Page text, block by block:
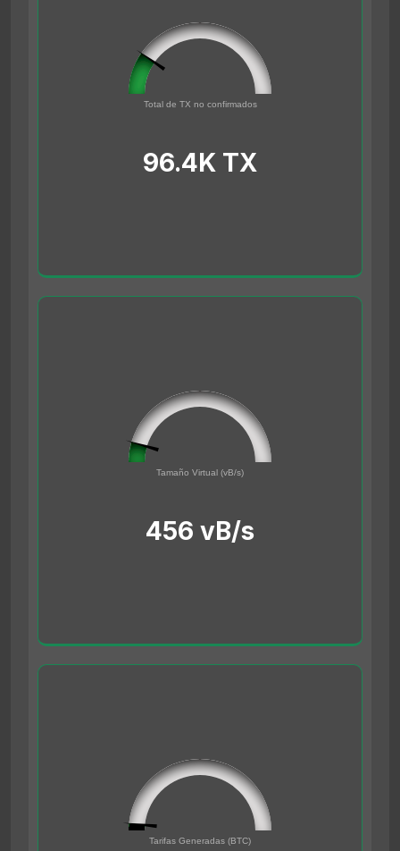
Total de TX no confirmados500000
96.4K TX
45561691
Tamaño Virtual (vB/s)500000000
456 vB/s
Tarifas Generadas (BTC)